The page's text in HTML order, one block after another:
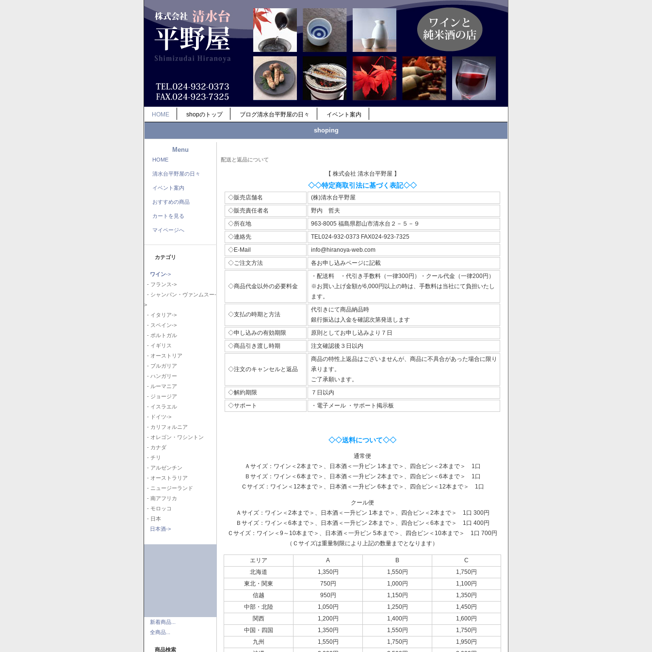
HOME shopのトップ ブログ清水台平野屋の日々 イベント案内
shoping
Menu
HOME
清水台平野屋の日々
イベント案内
おすすめの商品
カートを見る
マイページへ
カテゴリ
ワイン->
- フランス->
- シャンパン・ヴァンムスー-
>
- イタリア->
- スペイン->
- ポルトガル
- イギリス
- オーストリア
- ブルガリア
- ハンガリー
- ルーマニア
- ジョージア
- イスラエル
- ドイツ->
- カリフォルニア
- オレゴン・ワシントン
- カナダ
- チリ
- アルゼンチン
- オーストラリア
- ニュージーランド
- 南アフリカ
- モロッコ
- 日本
日本酒->
新着商品...
全商品...
商品検索
配送と返品について
【 株式会社 清水台平野屋 】
◇◇特定商取引法に基づく表記◇◇
◇販売店舗名
(株)清水台平野屋
◇販売責任者名
野内 哲夫
◇所在地
963-8005 福島県郡山市清水台２－５－９
◇連絡先
TEL024-932-0373 FAX024-923-7325
◇E-Mail
info@hiranoya-web.com
◇ご注文方法
各お申し込みページに記載
◇商品代金以外の必要料金
・配送料 ・代引き手数料（一律300円）・クール代金（一律200円）
※お買い上げ金額が6,000円以上の時は、手数料は当社にて負担いたし
ます。
◇支払の時期と方法
代引きにて商品納品時
銀行振込は入金を確認次第発送します
◇申し込みの有効期限
原則としてお申し込みより７日
◇商品引き渡し時期
注文確認後３日以内
◇注文のキャンセルと返品
商品の特性上返品はございませんが、商品に不具合があった場合に限り
承ります。
ご了承願います。
◇解約期限
７日以内
◇サポート
・電子メール ・サポート掲示板
◇◇送料について◇◇
通常便
Ａサイズ：ワイン＜2本まで＞、日本酒＜一升ビン 1本まで＞、四合ビン＜2本まで＞ 1口
Ｂサイズ：ワイン＜6本まで＞、日本酒＜一升ビン 2本まで＞、四合ビン＜6本まで＞ 1口
Ｃサイズ：ワイン＜12本まで＞、日本酒＜一升ビン 6本まで＞、四合ビン＜12本まで＞ 1口
クール便
Ａサイズ：ワイン＜2本まで＞、日本酒＜一升ビン 1本まで＞、四合ビン＜2本まで＞ 1口 300円
Ｂサイズ：ワイン＜6本まで＞、日本酒＜一升ビン 2本まで＞、四合ビン＜6本まで＞ 1口 400円
Ｃサイズ：ワイン＜9～10本まで＞、日本酒＜一升ビン 5本まで＞、四合ビン＜10本まで＞ 1口 700円
（Ｃサイズは重量制限により上記の数量までとなります）
エリア A B
C
北海道
1,350円 1,550円
1,750円
東北・関東
750円 1,000円
1,100円
信越
950円 1,150円
1,350円
中部・北陸
1,050円 1,250円
1,450円
関西
1,200円 1,400円
1,600円
中国・四国
1,350円 1,550円
1,750円
九州
1,550円 1,750円
1,950円